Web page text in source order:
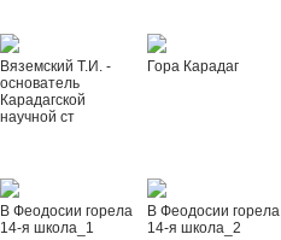
Вяземский Т.И. -
основатель
Карадагской
научной ст
Гора Карадаг
В Феодосии горела
14-я школа_1
В Феодосии горела
14-я школа_2